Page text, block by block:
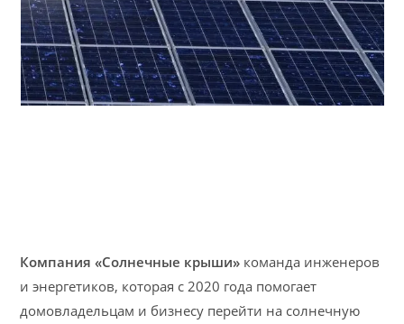
Компания «Солнечные крыши» команда инженеров
и энергетиков, которая с 2020 года помогает
домовладельцам и бизнесу перейти на солнечную